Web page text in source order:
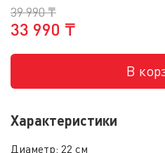
39 990 ₸
33 990 ₸
В
Характеристики
Диаметр: 22 см